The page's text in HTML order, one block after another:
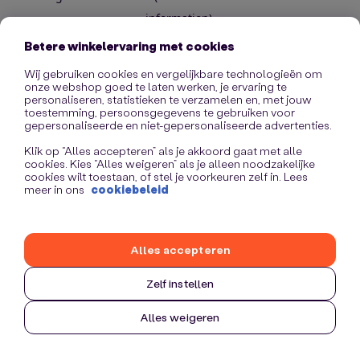
information).
Betere winkelervaring met cookies
Wij gebruiken cookies en vergelijkbare technologieën om
onze webshop goed te laten werken, je ervaring te
personaliseren, statistieken te verzamelen en, met jouw
toestemming, persoonsgegevens te gebruiken voor
gepersonaliseerde en niet-gepersonaliseerde advertenties.
Klik op “Alles accepteren” als je akkoord gaat met alle
cookies. Kies “Alles weigeren” als je alleen noodzakelijke
cookies wilt toestaan, of stel je voorkeuren zelf in. Lees
meer in ons cookiebeleid
Zelf instellen
Alles weigeren
Alles accepteren